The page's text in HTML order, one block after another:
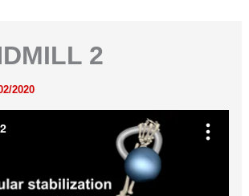
2
2020